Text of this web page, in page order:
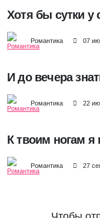
Хотя бы сутки у
Романтика 07
И до вечера
Романтика 22
К твоим ногам
Романтика 27